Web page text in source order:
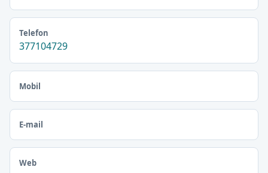
Telefon
377104729
Mobil
E-mail
Web